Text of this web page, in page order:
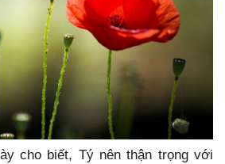
cho biết, Tý nên thận trọng với